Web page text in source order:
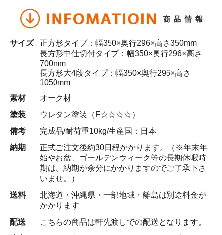
サイズ
正方形タイプ：幅350×奥行296×高さ350mm
長方形中仕切付タイプ：幅350×奥行296×高さ
700mm
長方形大4段タイプ：幅350×奥行296×高さ
1050mm
素材
オーク材
塗装
ウレタン塗装（F☆☆☆☆）
備考
完成品/耐荷重10kg/生産国：日本
納期
正式ご注文後約30日程かかります。（※年末年
始やお盆、ゴールデンウィーク等の長期休暇時
期は、納期が余分にかかりますのでご了承下さ
いませ。）
送料
北海道・沖縄県・一部地域・離島は別途料金が
かかります
配送
こちらの商品は軒先渡しでの配送となります。